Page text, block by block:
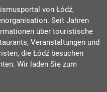
von Łódź,
Seit Jahren
über touristische
Veranstaltungen und
die Łódź besuchen
Wir laden Sie zum